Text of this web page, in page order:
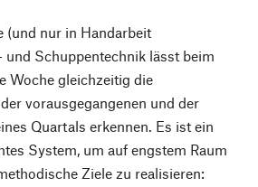
(und nur in Handarbeit
und Schuppentechnik lässt beim
Woche gleichzeitig die
vorausgegangenen und der
Quartals erkennen. Es ist ein
System, um auf engstem Raum
Ziele zu realisieren: